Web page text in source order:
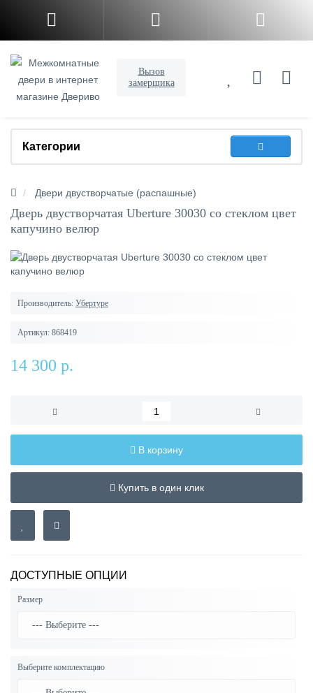
Вызов
замерщика
Категории
Двери двустворчатые (распашные)
Дверь двустворчатая Uberture 30030 со стеклом цвет
капучино велюр
Производитель: Убертуре
Артикул: 868419
14 300 р.
В корзину
Купить в один клик
ДОСТУПНЫЕ ОПЦИИ
Размер
Выберите комплектацию